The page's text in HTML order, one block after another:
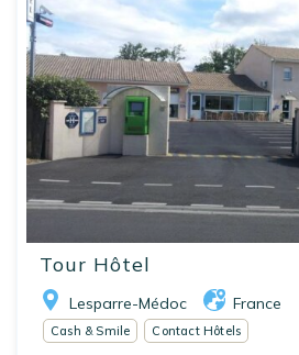
Tour Hôtel
Lesparre-Médoc France
Cash & Smile Contact Hôtels